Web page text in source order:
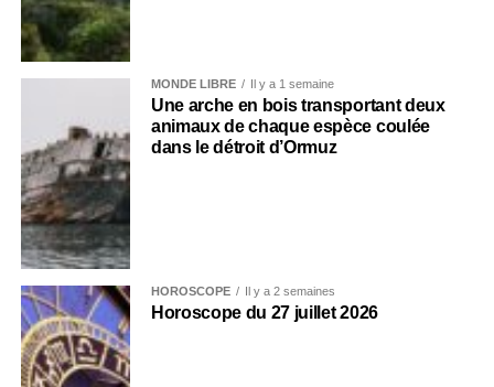
MONDE LIBRE Il y a 1 semaine
Une arche en bois transportant deux
animaux de chaque espèce coulée
dans le détroit d’Ormuz
HOROSCOPE Il y a 2 semaines
Horoscope du 27 juillet 2026